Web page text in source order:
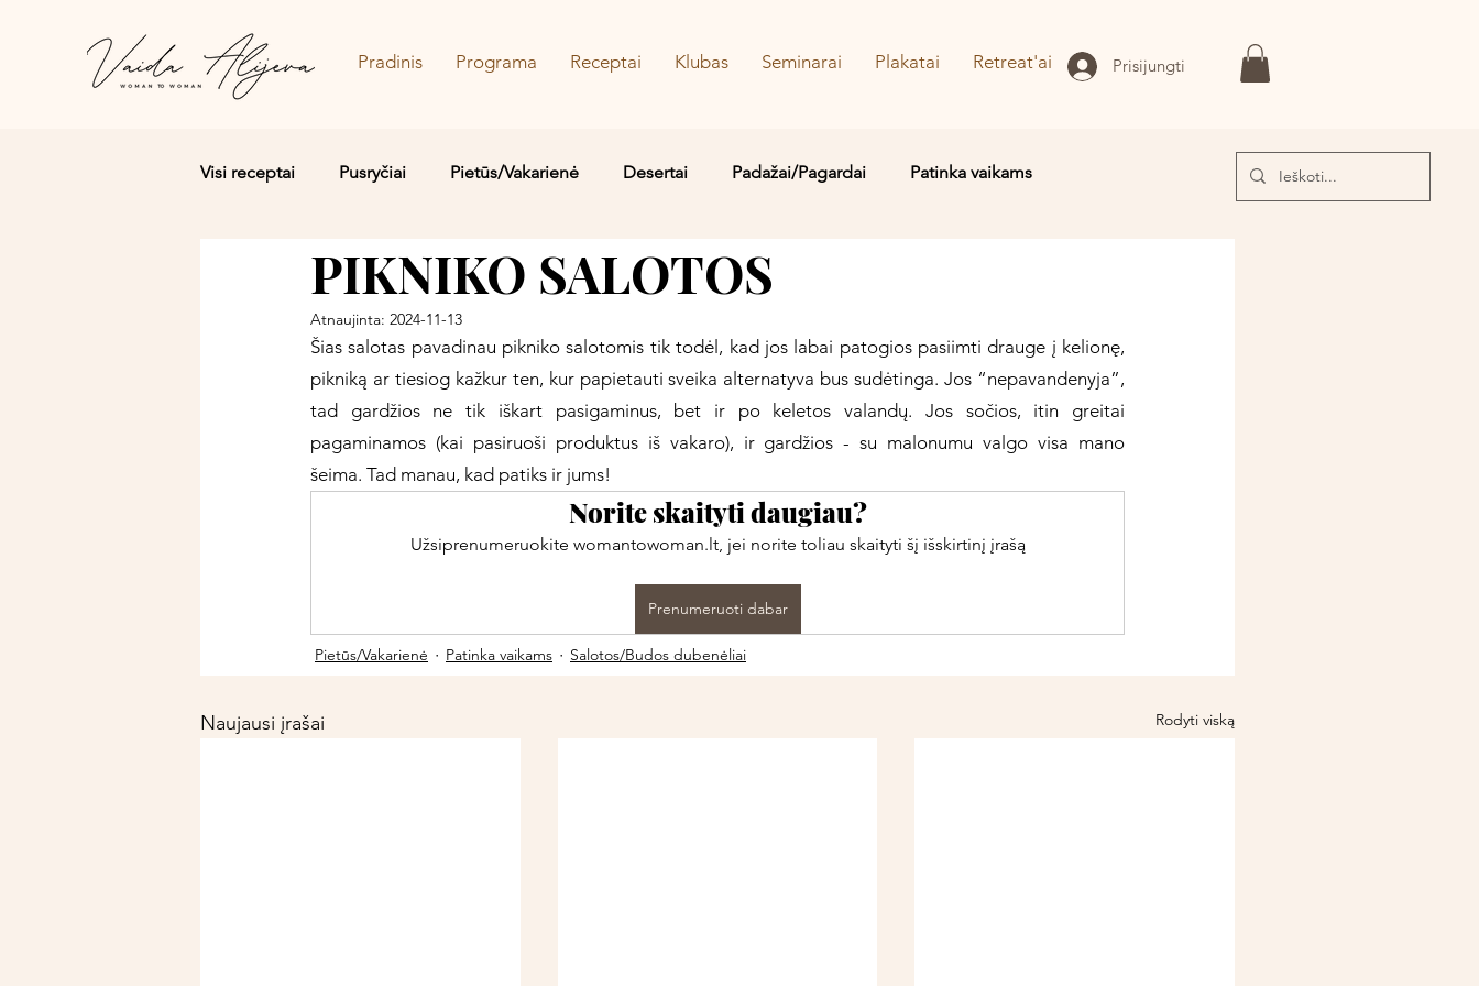
Pradinis Programa Receptai Klubas Seminarai Plakatai Retreat'ai Prisijungti
Visi receptai Pusryčiai Pietūs/Vakarienė Desertai Padažai/Pagardai Patinka vaikams
Salotos/Budos dubenėliai Sriubos/Troškiniai Saldu Sūru
PIKNIKO SALOTOS
Atnaujinta: 2024-11-13
Šias salotas pavadinau pikniko salotomis tik todėl, kad jos labai patogios pasiimti drauge į kelionę,
pikniką ar tiesiog kažkur ten, kur papietauti sveika alternatyva bus sudėtinga. Jos “nepavandenyja”,
tad gardžios ne tik iškart pasigaminus, bet ir po keletos valandų. Jos sočios, itin greitai
pagaminamos (kai pasiruoši produktus iš vakaro), ir gardžios - su malonumu valgo visa mano
šeima. Tad manau, kad patiks ir jums!
Norite skaityti daugiau?
Užsiprenumeruokite womantowoman.lt, jei norite toliau skaityti šį išskirtinį įrašą
Prenumeruoti dabar
Pietūs/Vakarienė Patinka vaikams Salotos/Budos dubenėliai
Naujausi įrašai Rodyti viską